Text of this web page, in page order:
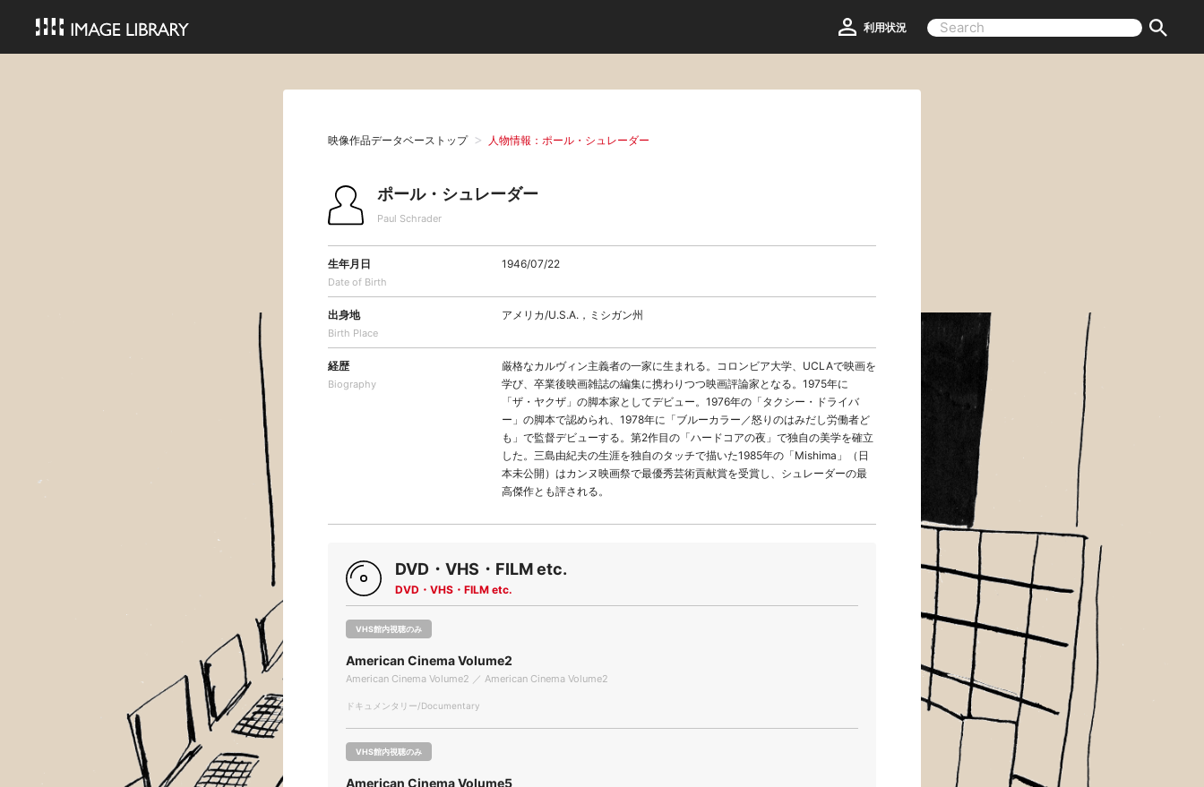
利用状況
映像作品データベーストップ 人物情報：ポール・シュレーダー
ポール・シュレーダー
Paul Schrader
生年月日
Date of Birth
1946/07/22
出身地
Birth Place
アメリカ/U.S.A.，ミシガン州
経歴
Biography
厳格なカルヴィン主義者の一家に生まれる。コロンビア大学、UCLAで映画を
学び、卒業後映画雑誌の編集に携わりつつ映画評論家となる。1975年に
「ザ・ヤクザ」の脚本家としてデビュー。1976年の「タクシー・ドライバ
ー」の脚本で認められ、1978年に「ブルーカラー／怒りのはみだし労働者ど
も」で監督デビューする。第2作目の「ハードコアの夜」で独自の美学を確立
した。三島由紀夫の生涯を独自のタッチで描いた1985年の「Mishima」（日
本未公開）はカンヌ映画祭で最優秀芸術貢献賞を受賞し、シュレーダーの最
高傑作とも評される。
DVD・VHS・FILM etc.
DVD・VHS・FILM etc.
VHS館内視聴のみ
American Cinema Volume2
American Cinema Volume2 ／ American Cinema Volume2
ドキュメンタリー/Documentary
VHS館内視聴のみ
American Cinema Volume5